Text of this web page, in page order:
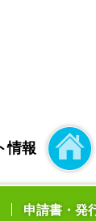
情報
申請書・発